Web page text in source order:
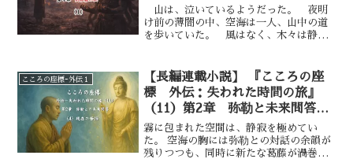
を宿す者——①
山は、泣いているようだった。 夜明
け前の薄闇の中、空海は一人、山中の道
を歩いていた。 風はなく、木々は静ま
に吸い込まれ、また滴る―― その循環
が、まるで嗚咽のように耳に残る。 空
海は立ち止まり、合掌した。 祈りのた
めではない。 この場に満ちているもの
を、受け取るためだった。 胸の奥に、
重たい気配があった。 怒り。 だが、
人が抱く怒りとは、質が違う。 それ
こころの座標ｰ外伝１
【長編連載小説】 『こころの座
標 外伝：失われた時間の旅』
（11）第2章 弥勒と未来問答
現在の苦悩ー④
霧に包まれた空間は、静寂を極めてい
た。 空海の胸には弥勒との対話の余韻が
残りつつも、同時に新たな葛藤が渦巻い